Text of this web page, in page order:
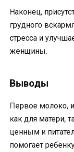
Наконец,
грудного
стресса и
женщины.
Выводы
Первое молоко,
как для матери,
ценным и
помогает